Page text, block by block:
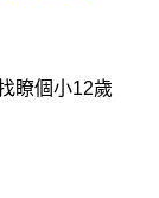
瞭個小12歲